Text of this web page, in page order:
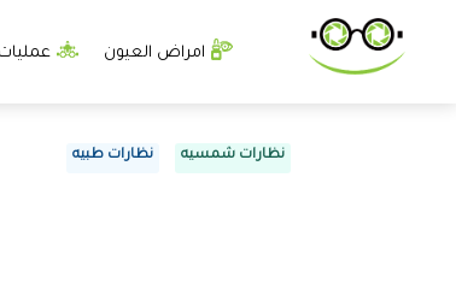
امراض العيون
نظارات شمسيه نظارات طبيه